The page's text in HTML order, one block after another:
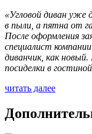
«Угловой диван уже
в пыли, а пятна от
После оформления
специалист
диванчик, как
посиделки в
читать далее